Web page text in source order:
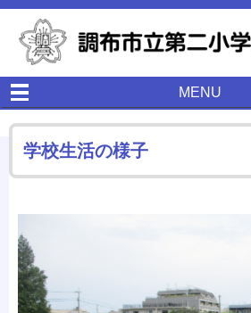
MENU
学校生活の様子